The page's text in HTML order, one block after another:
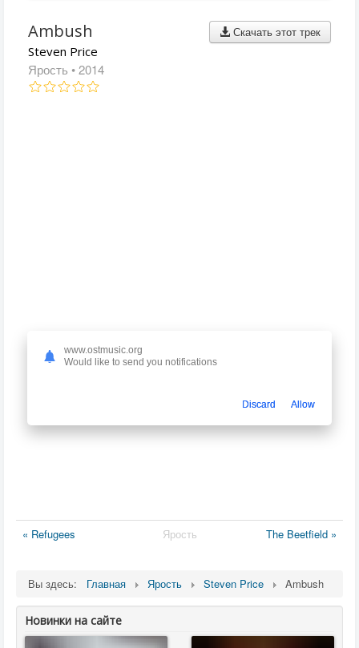
Скачать этот трек
Ambush
Steven Price
Ярость • 2014
« Refugees Ярость The Beetfield »
Вы здесь: Главная Ярость Steven Price Ambush
Новинки на сайте
www.ostmusic.org
Would like to send you notifications
Discard Allow